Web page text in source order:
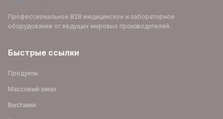
Профессиональное B2B медицинское и лабораторное
оборудование от ведущих мировых производителей.
Быстрые ссылки
Продукты
Массовый заказ
Выставки